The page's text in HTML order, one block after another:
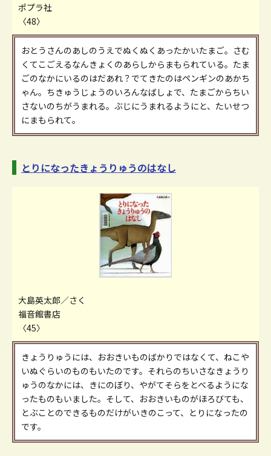
ポプラ社
〈48〉
おとうさんのあしのうえでぬくぬくあったかいたまご。さむ
くてこごえるなんきょくのあらしからまもられている。たま
ごのなかにいるのはだあれ？でてきたのはペンギンのあかち
ゃん。ちきゅうじょうのいろんなばしょで、たまごからちい
さないのちがうまれる。ぶじにうまれるようにと、たいせつ
にまもられて。
とりになったきょうりゅうのはなし
大島英太郎／さく
福音館書店
〈45〉
きょうりゅうには、おおきいものばかりではなくて、ねこや
いぬぐらいのものもいたのです。それらのちいさなきょうり
ゅうのなかには、きにのぼり、やがてそらをとべるようにな
ったものもいました。そして、おおきいものがほろびても、
とぶことのできるものだけがいきのこって、とりになったの
です。